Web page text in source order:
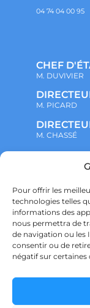
Pour offrir les
technologies telles
informations des
nous permettra de
de navigation ou les
consentir ou de
négatif sur
04 74 04 00 95
CHEF
M. DUVIVIER
M. PICARD
M. CHASSÉ
NOTRE
VIE
CONTACT
PRÉ-
ÉCOLE
COLLÈGE
LYCÉE